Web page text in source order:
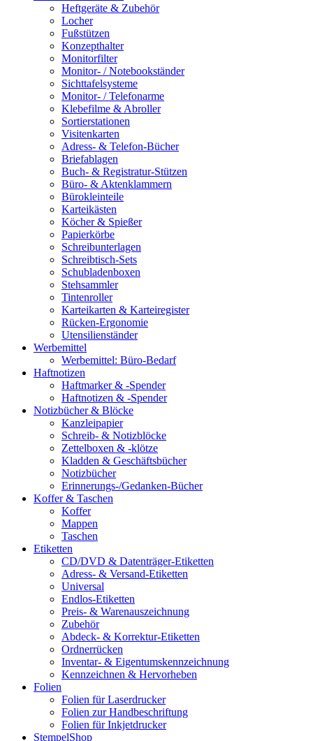
Heftgeräte & Zubehör
Locher
Fußstützen
Konzepthalter
Monitorfilter
Monitor- / Notebookständer
Sichttafelsysteme
Monitor- / Telefonarme
Klebefilme & Abroller
Sortierstationen
Visitenkarten
Adress- & Telefon-Bücher
Briefablagen
Buch- & Registratur-Stützen
Büro- & Aktenklammern
Bürokleinteile
Karteikästen
Köcher & Spießer
Papierkörbe
Schreibunterlagen
Schreibtisch-Sets
Schubladenboxen
Stehsammler
Tintenroller
Karteikarten & Karteiregister
Rücken-Ergonomie
Utensilienständer
Werbemittel
Werbemittel: Büro-Bedarf
Haftnotizen
Haftmarker & -Spender
Haftnotizen & -Spender
Notizbücher & Blöcke
Kanzleipapier
Schreib- & Notizblöcke
Zettelboxen & -klötze
Kladden & Geschäftsbücher
Notizbücher
Erinnerungs-/Gedanken-Bücher
Koffer & Taschen
Koffer
Mappen
Taschen
Etiketten
CD/DVD & Datenträger-Etiketten
Adress- & Versand-Etiketten
Universal
Endlos-Etiketten
Preis- & Warenauszeichnung
Zubehör
Abdeck- & Korrektur-Etiketten
Ordnerrücken
Inventar- & Eigentumskennzeichnung
Kennzeichnen & Hervorheben
Folien
Folien für Laserdrucker
Folien zur Handbeschriftung
Folien für Inkjetdrucker
StempelShop